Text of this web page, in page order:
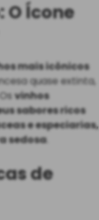
O Ícone
mais icônicos
quase extinta,
vinhos
sabores ricos
e especiarias,
sedosa.
de